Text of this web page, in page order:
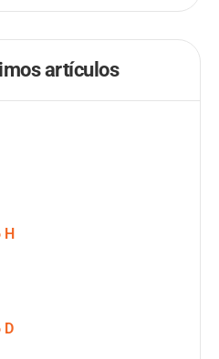
artículos
H
D